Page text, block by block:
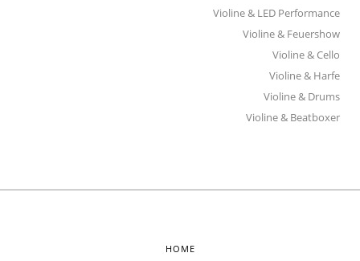
Violine & LED Performance
Violine & Feuershow
Violine & Cello
Violine & Harfe
Violine & Drums
Violine & Beatboxer
HOME